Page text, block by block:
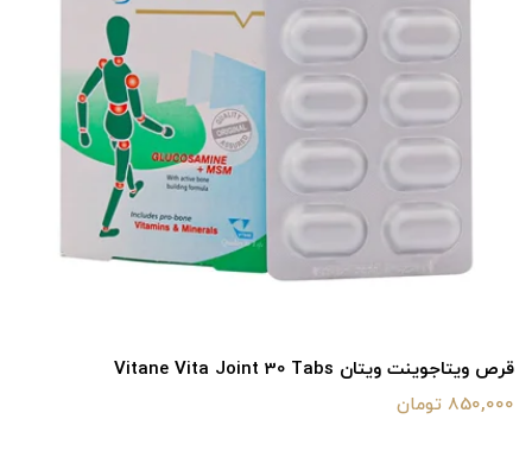
قرص ویتاجوینت ویتان Vitane Vita Joint 30 Tabs
850,000 تومان